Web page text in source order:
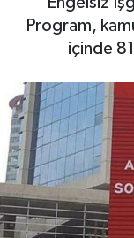
Program,
içinde